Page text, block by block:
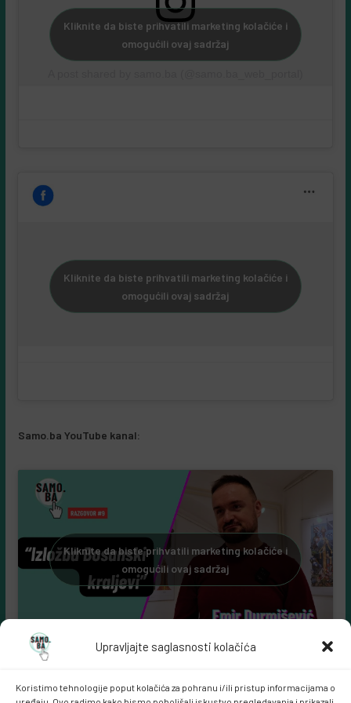
Upravljajte saglasnosti kolačića
Koristimo tehnologije poput kolačića za pohranu i/ili pristup informacijama o
Kliknite da biste prihvatili marketing kolačiće i
Kliknite da biste prihvatili marketing kolačiće i
Kliknite da biste prihvatili marketing kolačiće i
omogućili ovaj sadržaj